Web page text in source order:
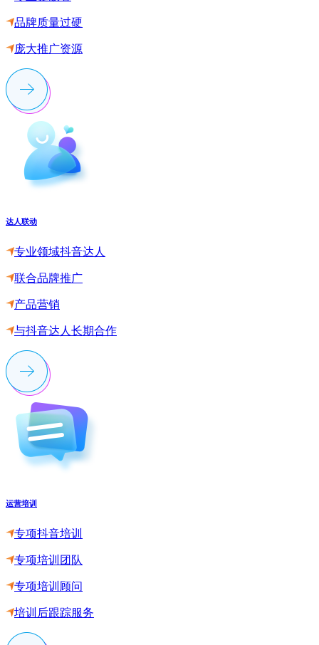
品牌质量过硬
庞大推广资源
达人联动
专业领域抖音达人
联合品牌推广
产品营销
与抖音达人长期合作
运营培训
专项抖音培训
专项培训团队
专项培训顾问
培训后跟踪服务